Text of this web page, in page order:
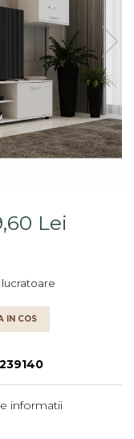
Lei
lucratoare
IN COS
informatii